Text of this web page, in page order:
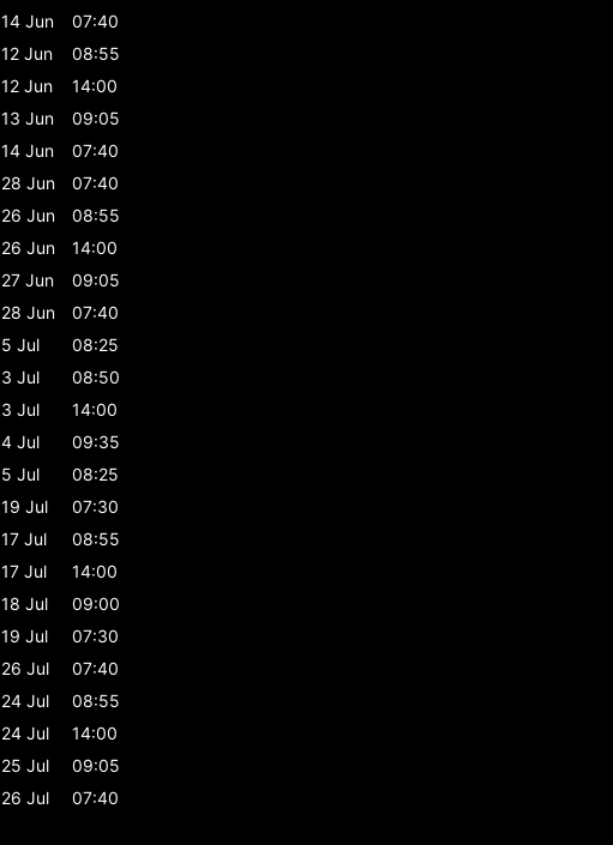
14 Jun
07:40
12 Jun
08:55
12 Jun
14:00
13 Jun
09:05
14 Jun
07:40
28 Jun
07:40
26 Jun
08:55
26 Jun
14:00
27 Jun
09:05
28 Jun
07:40
5 Jul
08:25
3 Jul
08:50
3 Jul
14:00
4 Jul
09:35
5 Jul
08:25
19 Jul
07:30
17 Jul
08:55
17 Jul
14:00
18 Jul
09:00
19 Jul
07:30
26 Jul
07:40
24 Jul
08:55
24 Jul
14:00
25 Jul
09:05
26 Jul
07:40